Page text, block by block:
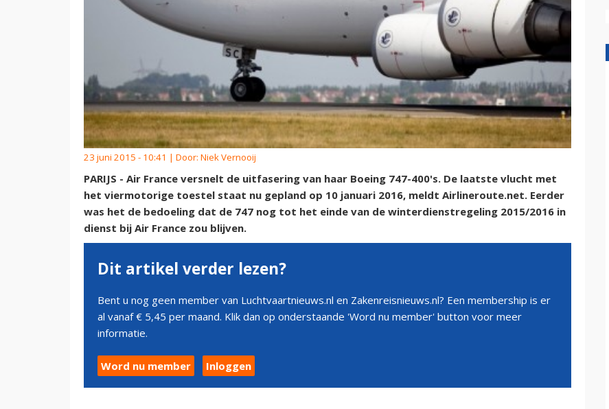
23 juni 2015 - 10:41 | Door: Niek Vernooij
PARIJS - Air France versnelt de uitfasering van haar Boeing 747-400's. De laatste vlucht met
het viermotorige toestel staat nu gepland op 10 januari 2016, meldt Airlineroute.net. Eerder
was het de bedoeling dat de 747 nog tot het einde van de winterdienstregeling 2015/2016 in
dienst bij Air France zou blijven.
Dit artikel verder lezen?
Bent u nog geen member van Luchtvaartnieuws.nl en Zakenreisnieuws.nl? Een membership is er
al vanaf € 5,45 per maand. Klik dan op onderstaande 'Word nu member' button voor meer
informatie.
Word nu member Inloggen